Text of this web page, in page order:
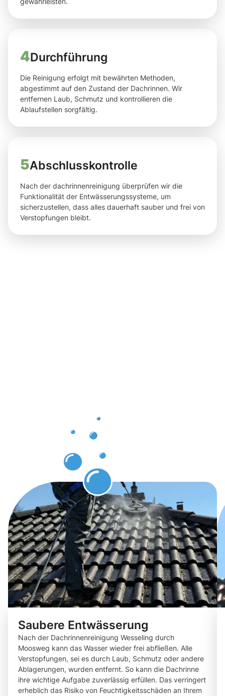
4Durchführung
Die Reinigung erfolgt mit bewährten Methoden,
abgestimmt auf den Zustand der Dachrinnen. Wir
entfernen Laub, Schmutz und kontrollieren die
Ablaufstellen sorgfältig.
5Abschlusskontrolle
Nach der dachrinnenreinigung überprüfen wir die
Funktionalität der Entwässerungssysteme, um
sicherzustellen, dass alles dauerhaft sauber und frei von
Verstopfungen bleibt.
Saubere Entwässerung
Nach der Dachrinnenreinigung Wesseling durch
Moosweg kann das Wasser wieder frei abfließen. Alle
Verstopfungen, sei es durch Laub, Schmutz oder andere
Ablagerungen, wurden entfernt. So kann die Dachrinne
ihre wichtige Aufgabe zuverlässig erfüllen. Das verringert
erheblich das Risiko von Feuchtigkeitsschäden an Ihrem